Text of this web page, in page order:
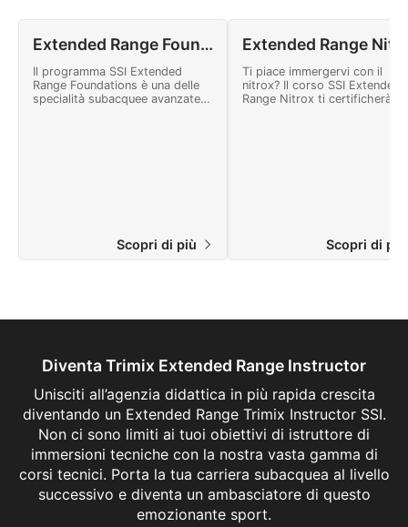
Extended Range Foundations
Il programma SSI Extended
Range Foundations è una delle
specialità subacquee avanzate
Scopri di più
Ti piace immergervi con il
nitrox? Il corso SSI Extended
Range Nitrox ti certificherà
Scopri di
Diventa Trimix Extended Range Instructor
Unisciti all’agenzia didattica in più rapida crescita
diventando un Extended Range Trimix Instructor SSI.
Non ci sono limiti ai tuoi obiettivi di istruttore di
immersioni tecniche con la nostra vasta gamma di
corsi tecnici. Porta la tua carriera subacquea al livello
successivo e diventa un ambasciatore di questo
emozionante sport.